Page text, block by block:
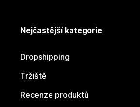
Nejčastější kategorie
Dropshipping
Tržiště
Recenze produktů